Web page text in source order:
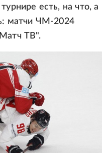
есть, на что, а
матчи ЧМ-2024
ТВ".